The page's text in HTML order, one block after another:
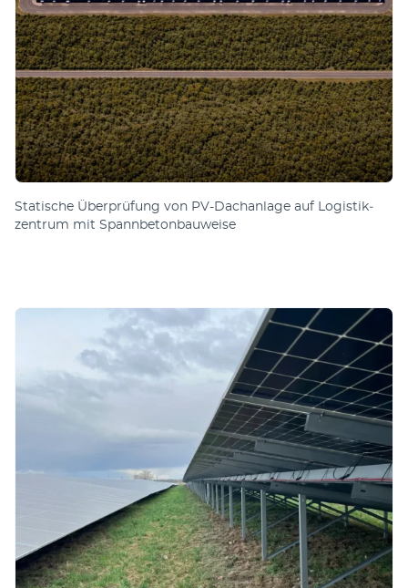
Sta­tische Über­prüfung von PV-Dach­an­lage auf Lo­gis­tik­
zen­trum mit Spann­be­ton­bau­weise